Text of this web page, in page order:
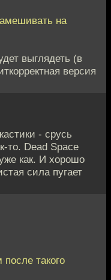
на
выглядеть (в
версия
- срусь
то. Dead Space
как. И хорошо
сила пугает
такого